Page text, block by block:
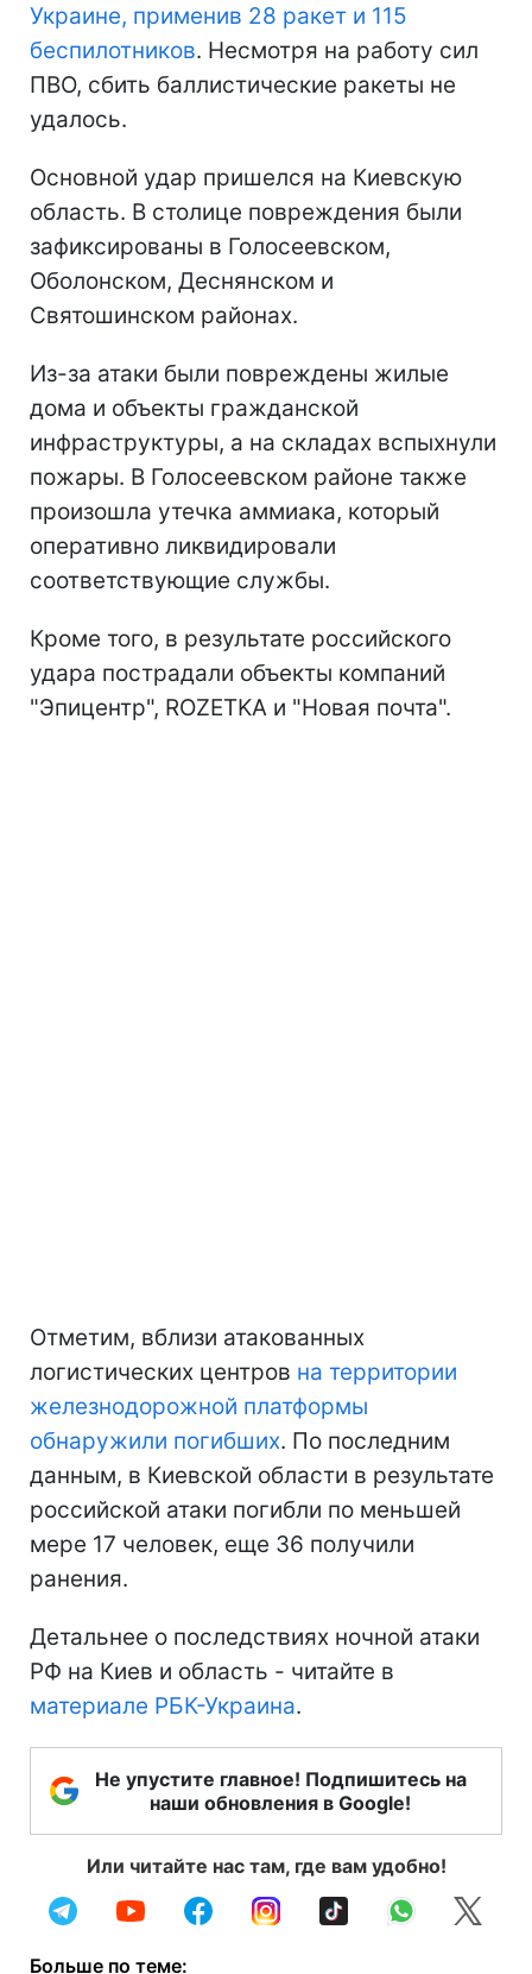
Украине, применив 28 ракет и 115
беспилотников. Несмотря на работу сил
ПВО, сбить баллистические ракеты не
удалось.
Основной удар пришелся на Киевскую
область. В столице повреждения были
зафиксированы в Голосеевском,
Оболонском, Деснянском и
Святошинском районах.
Из-за атаки были повреждены жилые
дома и объекты гражданской
инфраструктуры, а на складах вспыхнули
пожары. В Голосеевском районе также
произошла утечка аммиака, который
оперативно ликвидировали
соответствующие службы.
Кроме того, в результате российского
удара пострадали объекты компаний
"Эпицентр", ROZETKA и "Новая почта".
Отметим, вблизи атакованных
логистических центров на территории
железнодорожной платформы
обнаружили погибших. По последним
данным, в Киевской области в результате
российской атаки погибли по меньшей
мере 17 человек, еще 36 получили
ранения.
Детальнее о последствиях ночной атаки
РФ на Киев и область - читайте в
материале РБК-Украина.
Не упустите главное! Подпишитесь на
наши обновления в Google!
Или читайте нас там, где вам удобно!
Больше по теме: